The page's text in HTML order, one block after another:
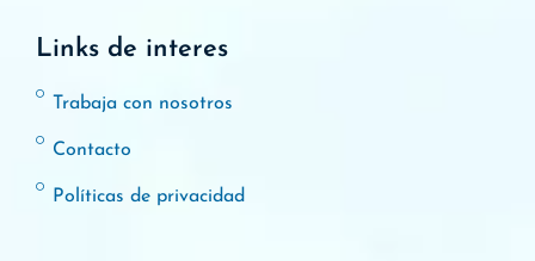
Links de interes
Trabaja con nosotros
Contacto
Políticas de privacidad